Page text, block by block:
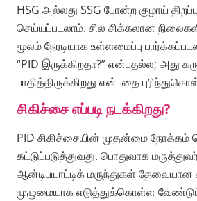
HSG அல்லது SSG போன்ற குழாய்
செய்யப்படலாம். சில சிக்கலான
மூலம் நேரடியாக உள்ளமைப்பு
“PID இருக்கிறதா?” என்பதல்ல; அது
பாதித்திருக்கிறது என்பதை
சிகிச்சை எப்படி நடக்கிறது?
PID சிகிச்சையின் முதன்மை
கட்டுப்படுத்துவது. பொதுவாக
ஆன்டிபயாட்டிக் மருந்துகள் தேவையான
முழுமையாக எடுத்துக்கொள்ள